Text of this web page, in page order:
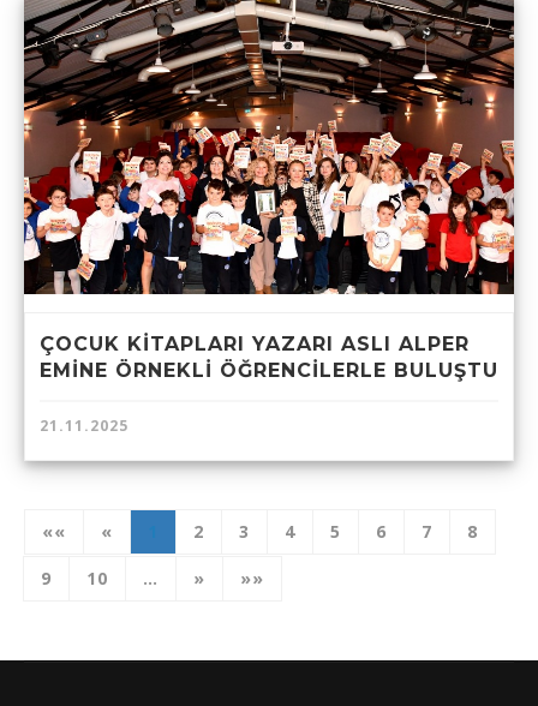
ÇOCUK KİTAPLARI YAZARI ASLI ALPER
EMİNE ÖRNEKLİ ÖĞRENCİLERLE BULUŞTU
21.11.2025
«« « 2 3 4 5 6 7 8
9 10 … » »»